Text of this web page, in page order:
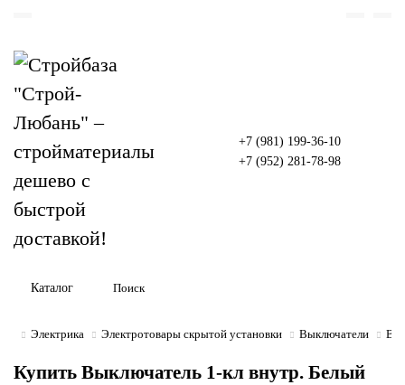
+7 (981) 199-36-10
+7 (952) 281-78-98
Каталог
Электрика Электротовары скрытой установки Выключатели
Купить Выключатель 1-кл внутр. Белый